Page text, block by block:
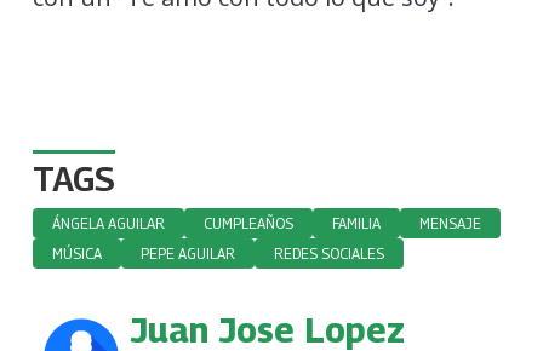
TAGS
ÁNGELA AGUILAR CUMPLEAÑOS FAMILIA
MENSAJE
MÚSICA
PEPE AGUILAR REDES SOCIALES
Juan Jose Lopez